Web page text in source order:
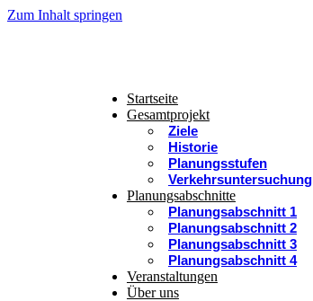
Zum Inhalt springen
Startseite
Gesamtprojekt
Ziele
Historie
Planungsstufen
Verkehrsuntersuchung
Planungsabschnitte
Planungsabschnitt 1
Planungsabschnitt 2
Planungsabschnitt 3
Planungsabschnitt 4
Veranstaltungen
Über uns